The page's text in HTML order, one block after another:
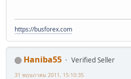
https://busforex.com
Haniba55
Verified Seller
31 พฤษภาคม 2011, 15:10:35